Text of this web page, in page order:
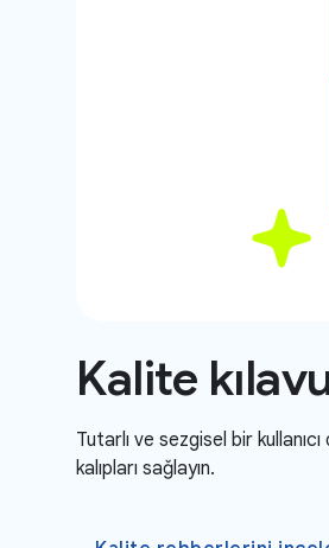
Kalite
Tutarlı ve sezgisel bir
kalıpları sağlayın.